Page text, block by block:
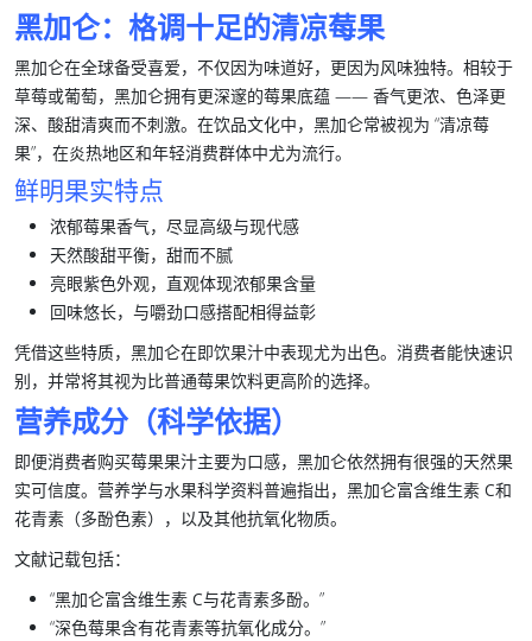
黑加仑：格调十足的清凉莓果
黑加仑在全球备受喜爱，不仅因为味道好，更因为风味独特。相较于
草莓或葡萄， 黑加仑拥有更深邃的莓果底蕴 —— 香气更浓、色泽更
深、酸甜清爽而不刺激。在饮品文化中， 黑加仑常被视为 “清凉莓
果”，在炎热地区和年轻消费群体中尤为流行。
鲜明果实特点
浓郁莓果香气，尽显高级与现代感
天然酸甜平衡，甜而不腻
亮眼紫色外观，直观体现浓郁果含量
回味悠长， 与嚼劲口感搭配相得益彰
凭借这些特质， 黑加仑在即饮果汁中表现尤为出色。消费者能快速识
别，并常将其视为比普通莓果饮料更高阶的选择。
营养成分（科学依据）
即便消费者购买莓果果汁主要为口感， 黑加仑依然拥有很强的天然果
实可信度。营养学与水果科学资料普遍指出， 黑加仑富含维生素 C和
花青素 （多酚色素），以及其他抗氧化物质。
文献记载包括：
“黑加仑富含维生素 C与花青素多酚。”
“深色莓果含有花青素等抗氧化成分。”